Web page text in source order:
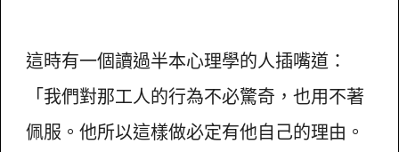
這時有一個讀過半本心理學的人插嘴道：
「我們對那工人的行為不必驚奇，也用不著
佩服。他所以這樣做必定有他自己的理由。